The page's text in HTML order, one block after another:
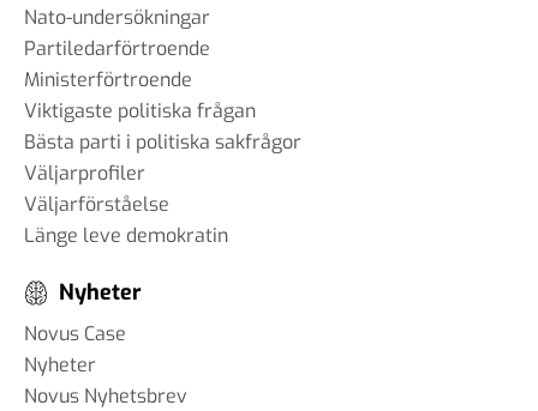
Nato-undersökningar
Partiledarförtroende
Ministerförtroende
Viktigaste politiska frågan
Bästa parti i politiska sakfrågor
Väljarprofiler
Väljarförståelse
Länge leve demokratin
Nyheter
Novus Case
Nyheter
Novus Nyhetsbrev